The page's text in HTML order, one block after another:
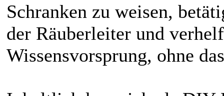
Schranken zu weisen,
der Räuberleiter und
Wissensvorsprung, ohne